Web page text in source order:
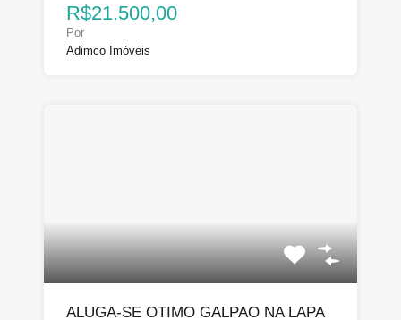
R$21.500,00
Por
Adimco Imóveis
ALUGA-SE OTIMO GALPAO NA LAPA